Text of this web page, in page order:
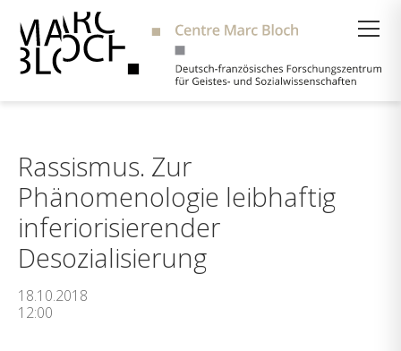
Rassismus. Zur
Phänomenologie leibhaftig
inferiorisierender
Desozialisierung
18.10.2018
12:00